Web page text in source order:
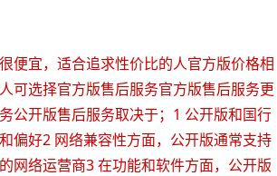
便宜，适合追求性价比的人官方版价格相
可选择官方版售后服务官方版售后服务更
公开版售后服务取决于；1 公开版和国行
偏好2 网络兼容性方面，公开版通常支持
网络运营商3 在功能和软件方面，公开版